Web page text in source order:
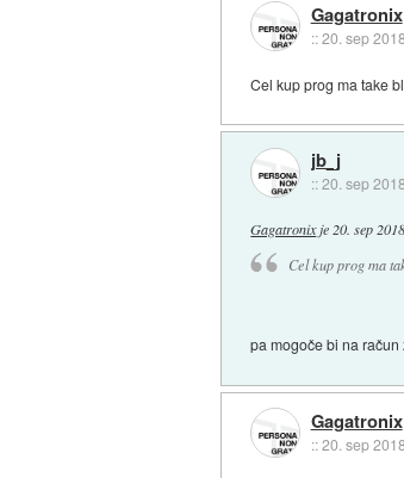
Gagatronix
::20. sep
Cel kup prog ma take
jb_j
::20. sep
Gagatronixje 20. sep
Cel kup prog ma
pa mogoče bi na
Gagatronix
::20. sep